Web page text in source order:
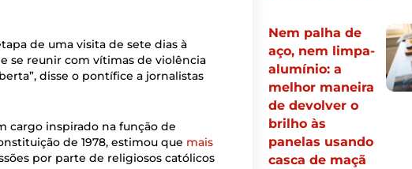
de uma visita de sete dias à
se reunir com vítimas de violência
disse o pontífice a jornalistas
cargo inspirado na função de
de 1978, estimou que mais
por parte de religiosos católicos
Nem palha de
aço, nem limpa-
alumínio: a
melhor maneira
de devolver o
brilho às
panelas usando
casca de maçã